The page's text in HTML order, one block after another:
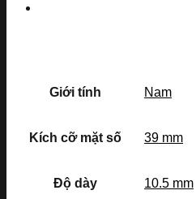
Giới tính Nam
Kích cỡ mặt số 39 mm
Độ dày 10.5 mm